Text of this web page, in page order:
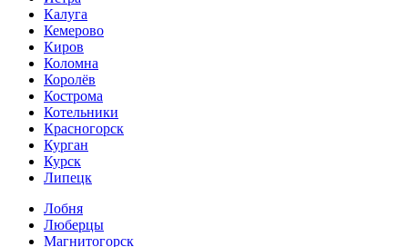
Калуга
Кемерово
Киров
Коломна
Королёв
Кострома
Котельники
Красногорск
Курган
Курск
Липецк
Лобня
Люберцы
Магнитогорск